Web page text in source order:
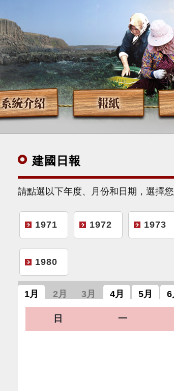
系統介紹 報紙
建國 日報
請點選以下年度、月份和日期，選擇
1971 1972 1973
1980
1月 2月 3月 4月 5月 6
日 一